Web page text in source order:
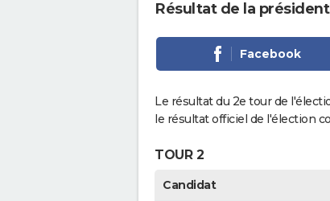
Résultat de la
Facebook
Le résultat du 2e tour de
le résultat officiel de l'élection
TOUR 2
Candidat